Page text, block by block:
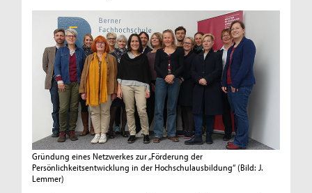
Gründung eines Netzwerkes zur „Förderung der
Persönlichkeitsentwicklung in der Hochschulausbildung“ (Bild: J.
Lemmer)